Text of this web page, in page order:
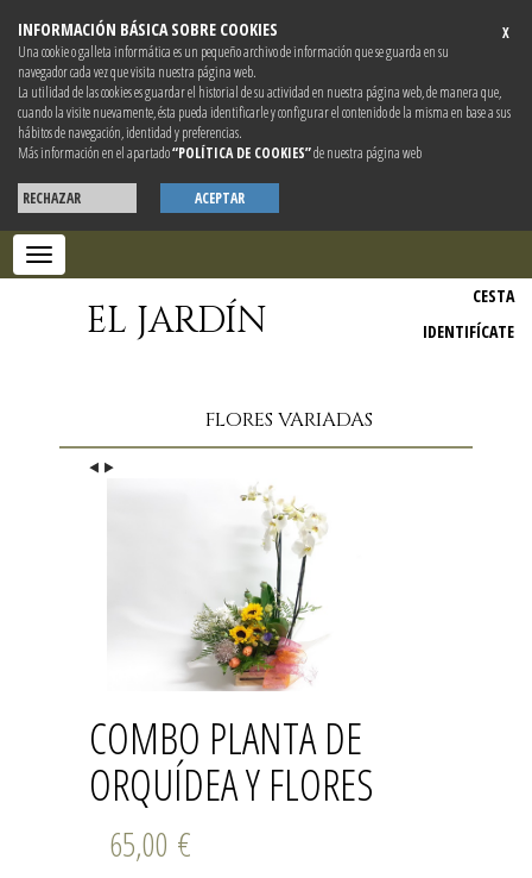
X
INFORMACIÓN BÁSICA SOBRE COOKIES
Una cookie o galleta informática es un pequeño archivo de información que se guarda en su
navegador cada vez que visita nuestra página web.
La utilidad de las cookies es guardar el historial de su actividad en nuestra página web, de manera que,
cuando la visite nuevamente, ésta pueda identificarle y configurar el contenido de la misma en base a sus
hábitos de navegación, identidad y preferencias.
Más información en el apartado“POLÍTICA DE COOKIES”de nuestra página web
RECHAZAR ACEPTAR
Toggle
navigation
EL JARDÍN
CESTA
IDENTIFÍCATE
FLORES VARIADAS
COMBO PLANTA DE
ORQUÍDEA Y FLORES
65,00 €